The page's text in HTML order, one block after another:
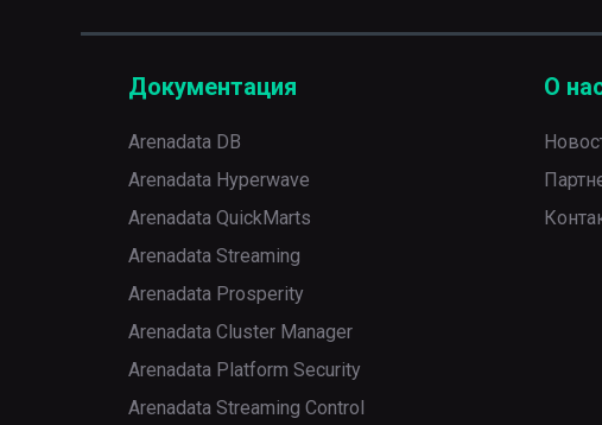
Документация
Arenadata DB
Arenadata Hyperwave
Arenadata QuickMarts
Arenadata Streaming
Arenadata Prosperity
Arenadata Cluster Manager
Arenadata Platform Security
Arenadata Streaming Control
О